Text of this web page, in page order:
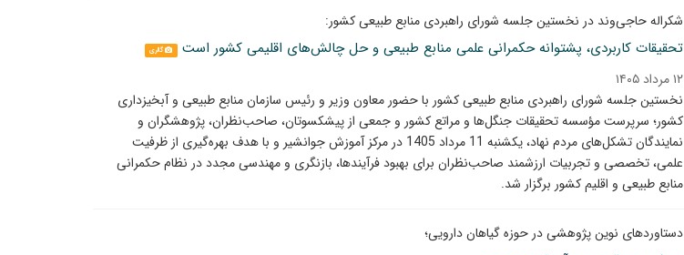
شکراله حاجی‌وند در نخستین جلسه شورای راهبردی منابع طبیعی کشور:
تحقیقات کاربردی، پشتوانه حکمرانی علمی منابع طبیعی و حل چالش‌های اقلیمی کشور است گالری
۱۲ مرداد ۱۴۰۵
نخستین جلسه شورای راهبردی منابع طبیعی کشور با حضور معاون وزیر و رئیس سازمان منابع طبیعی و آبخیزداری
کشور؛ سرپرست مؤسسه تحقیقات جنگل‌ها و مراتع کشور و جمعی از پیشکسوتان، صاحب‌نظران، پژوهشگران و
نمایندگان تشکل‌های مردم نهاد، یکشنبه 11 مرداد 1405 در مرکز آموزش جوانشیر و با هدف بهره‌گیری از ظرفیت
علمی، تخصصی و تجربیات ارزشمند صاحب‌نظران برای بهبود فرآیندها، بازنگری و مهندسی مجدد در نظام حکمرانی
منابع طبیعی و اقلیم کشور برگزار شد.
دستاوردهای نوین پژوهشی در حوزه گیاهان دارویی؛